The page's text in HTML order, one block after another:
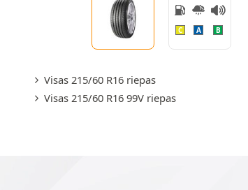
C A B
Visas 215/60 R16 riepas
Visas 215/60 R16 99V riepas